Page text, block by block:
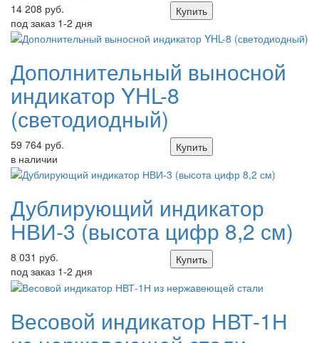
14 208 руб.
под заказ 1-2 дня
Купить
Дополнительный выносной
индикатор YHL-8
(светодиодный)
59 764 руб.
в наличии
Купить
Дублирующий индикатор
НВИ-3 (высота цифр 8,2 см)
8 031 руб.
под заказ 1-2 дня
Купить
Весовой индикатор НВТ-1Н